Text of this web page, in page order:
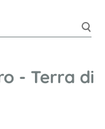
- Terra di